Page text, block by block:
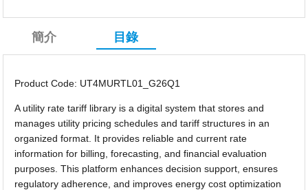
簡介 目錄
Product Code: UT4MURTL01_G26Q1
A utility rate tariff library is a digital system that stores and
manages utility pricing schedules and tariff structures in an
organized format. It provides reliable and current rate
information for billing, forecasting, and financial evaluation
purposes. This platform enhances decision support, ensures
regulatory adherence, and improves energy cost optimization